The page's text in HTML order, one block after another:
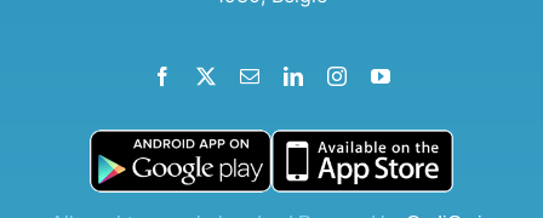
Algemene voorwaarden
Contact
Facebook EmailLinkedInInstagramYouTube